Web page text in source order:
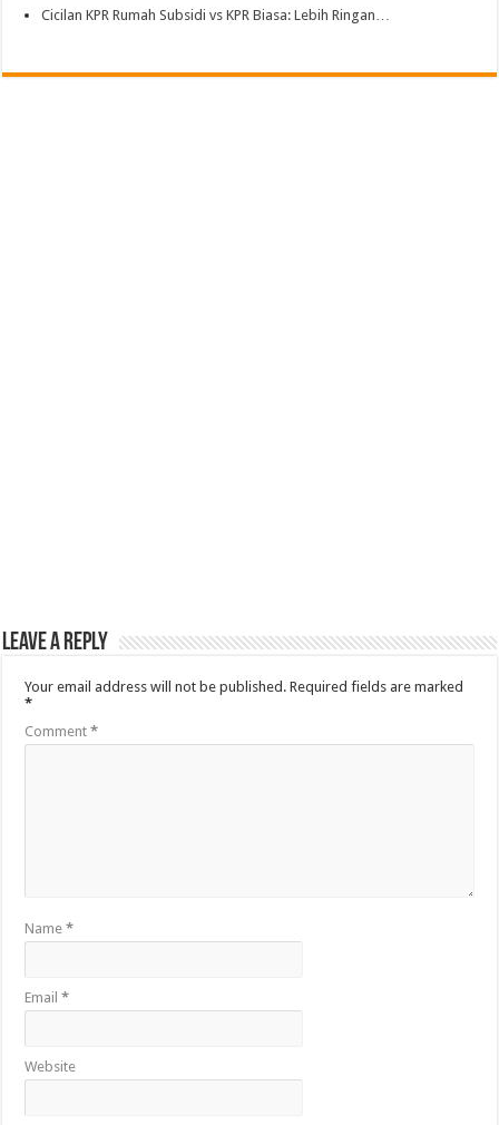
Cicilan KPR Rumah Subsidi vs KPR Biasa: Lebih Ringan…
Leave a Reply
Your email address will not be published. Required fields are marked
*
Comment*
Name*
Email*
Website